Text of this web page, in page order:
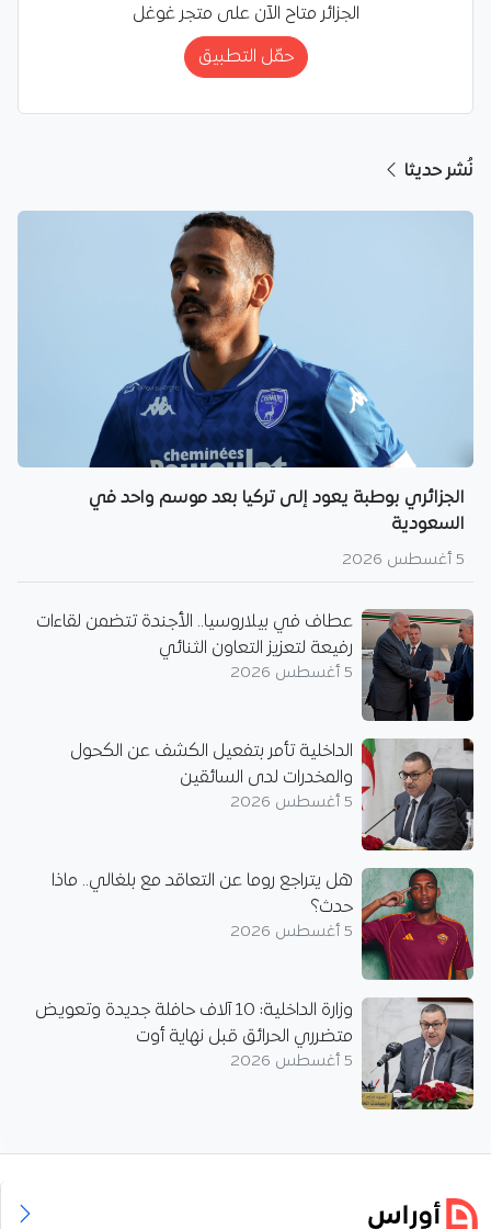
الجزائر متاح الآن على متجر غوغل
حمّل التطبيق
نُشر حديثا
الجزائري بوطبة يعود إلى تركيا بعد موسم واحد في
السعودية
5 أغسطس 2026
عطاف في بيلاروسيا.. الأجندة تتضمن لقاءات
رفيعة لتعزيز التعاون الثنائي
5 أغسطس 2026
الداخلية تأمر بتفعيل الكشف عن الكحول
والمخدرات لدى السائقين
5 أغسطس 2026
هل يتراجع روما عن التعاقد مع بلغالي.. ماذا
حدث؟
5 أغسطس 2026
وزارة الداخلية: 10 آلاف حافلة جديدة وتعويض
متضرري الحرائق قبل نهاية أوت
5 أغسطس 2026